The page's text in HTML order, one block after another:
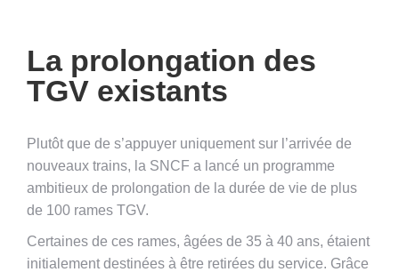
La prolongation des
TGV existants
Plutôt que de s’appuyer uniquement sur l’arrivée de
nouveaux trains, la SNCF a lancé un programme
ambitieux de prolongation de la durée de vie de plus
de 100 rames TGV.
Certaines de ces rames, âgées de 35 à 40 ans, étaient
initialement destinées à être retirées du service. Grâce